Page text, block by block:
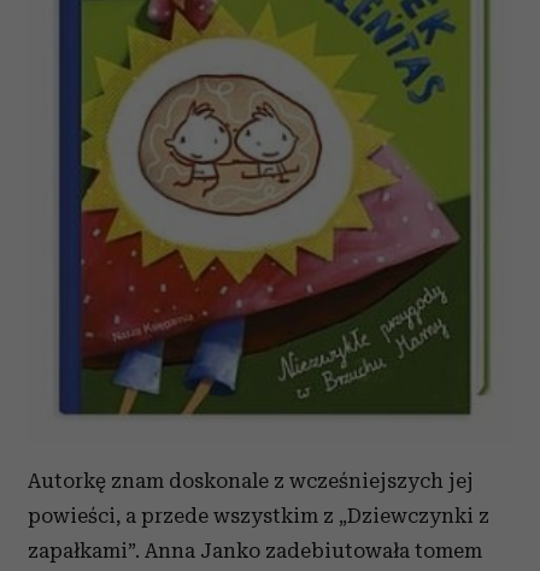
Autorkę znam doskonale z wcześniejszych jej
powieści, a przede wszystkim z „Dziewczynki z
zapałkami”. Anna Janko zadebiutowała tomem